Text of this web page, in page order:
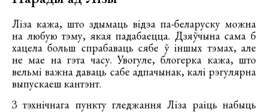
Ліза кажа, што здымаць відэа па-беларуску можна
на любую тэму, якая падабаецца. Дзяўчына сама б
хацела больш спрабаваць сябе ў іншых тэмах, але
не мае на гэта часу. Увогуле, блогерка кажа, што
вельмі важна даваць сабе адпачынак, калі рэгулярна
выпускаеш кантэнт.
З тэхнічнага пункту гледжання Ліза раіць набыць